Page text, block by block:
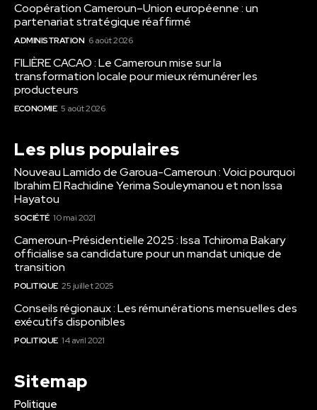
Coopération Cameroun–Union européenne : un
partenariat stratégique réaffirmé
ADMINISTRATION 6 août 2026
FILIÈRE CACAO : Le Cameroun mise sur la
transformation locale pour mieux rémunérer les
producteurs
ECONOMIE 5 août 2026
Les plus populaires
Nouveau Lamido de Garoua-Cameroun : Voici pourquoi
Ibrahim El Rachidine Yerima Souleymanou et non Issa
Hayatou
SOCIÉTÉ 10 mai 2021
Cameroun-Présidentielle 2025 : Issa Tchiroma Bakary
officialise sa candidature pour un mandat unique de
transition
POLITIQUE 25 juillet 2025
Conseils régionaux : Les rémunérations mensuelles des
exécutifs disponibles
POLITIQUE 14 avril 2021
Sitemap
Politique